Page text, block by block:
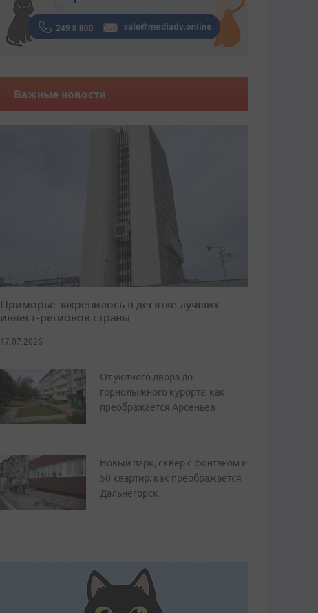
Важные новости
Приморье закрепилось в десятке лучших
инвест-регионов страны
17.07.2026
От уютного двора до
горнолыжного курорта: как
преображается Арсеньев
Новый парк, сквер с фонтаном и
50 квартир: как преображается
Дальнегорск